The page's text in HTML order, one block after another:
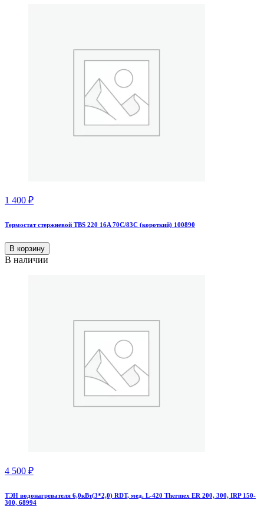
1 400 ₽
Термостат стержневой TBS 220 16A 70С/83С (короткий) 100890
В корзину
В наличии
4 500 ₽
ТЭН водонагревателя 6,0кВт(3*2,0) RDT, мед. L-420 Thermex ER 200, 300, IRP 150-
300, 68994